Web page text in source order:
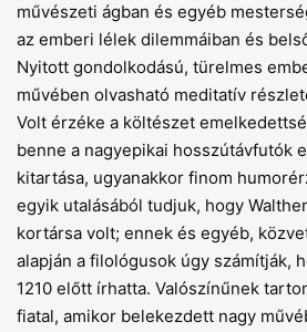
művészeti ágban és egyéb
az emberi lélek dilemmáiban és
Nyitott gondolkodású, türelmes
művében olvasható meditatív
Volt érzéke a költészet
benne a nagyepikai hosszútávfutók
kitartása, ugyanakkor finom
egyik utalásából tudjuk, hogy
kortársa volt; ennek és egyéb,
alapján a filológusok úgy számítják,
1210 előtt írhatta. Valószínűnek
fiatal, amikor belekezdett nagy